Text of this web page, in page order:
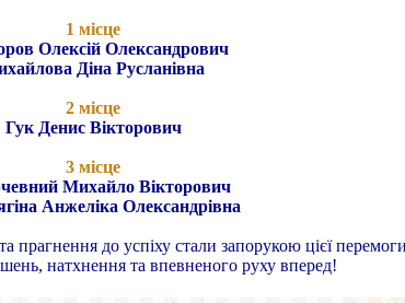
1 місце
Олексій Олександрович
Діна Русланівна
2 місце
Гук Денис Вікторович
3 місце
Михайло Вікторович
Анжеліка Олександрівна
прагнення до успіху стали запорукою цієї
натхнення та впевненого руху вперед!